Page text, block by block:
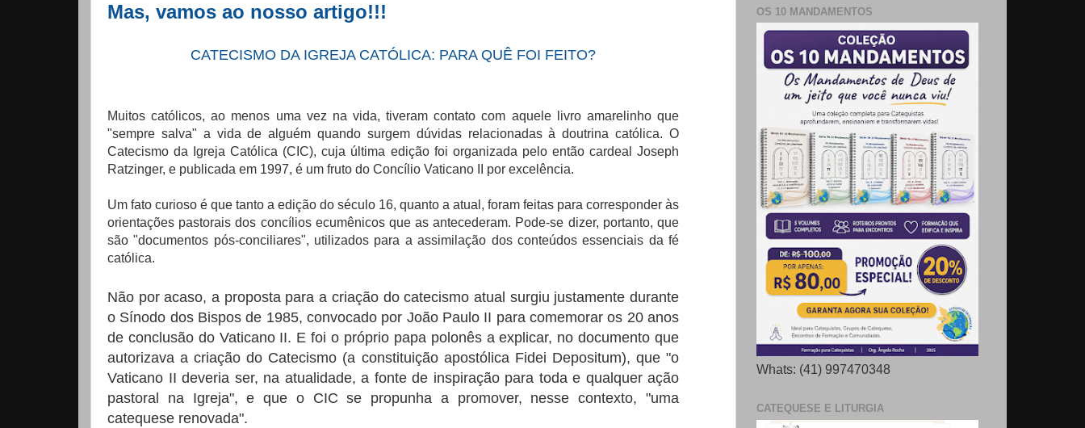
Mas, vamos ao nosso artigo!!!
CATECISMO DA IGREJA CATÓLICA: PARA QUÊ FOI FEITO?
Muitos católicos, ao menos uma vez na vida, tiveram contato com aquele livro amarelinho que
"sempre salva" a vida de alguém quando surgem dúvidas relacionadas à doutrina católica. O
Catecismo da Igreja Católica (CIC), cuja última edição foi organizada pelo então cardeal Joseph
Ratzinger, e publicada em 1997, é um fruto do Concílio Vaticano II por excelência.
Um fato curioso é que tanto a edição do século 16, quanto a atual, foram feitas para corresponder às
orientações pastorais dos concílios ecumênicos que as antecederam. Pode-se dizer, portanto, que
são "documentos pós-conciliares", utilizados para a assimilação dos conteúdos essenciais da fé
católica.
Não por acaso, a proposta para a criação do catecismo atual surgiu justamente durante
o Sínodo dos Bispos de 1985, convocado por João Paulo II para comemorar os 20 anos
de conclusão do Vaticano II. E foi o próprio papa polonês a explicar, no documento que
autorizava a criação do Catecismo (a constituição apostólica Fidei Depositum), que "o
Vaticano II deveria ser, na atualidade, a fonte de inspiração para toda e qualquer ação
pastoral na Igreja", e que o CIC se propunha a promover, nesse contexto, "uma
catequese renovada".
OS 10 MANDAMENTOS
Whats: (41) 997470348
CATEQUESE E LITURGIA